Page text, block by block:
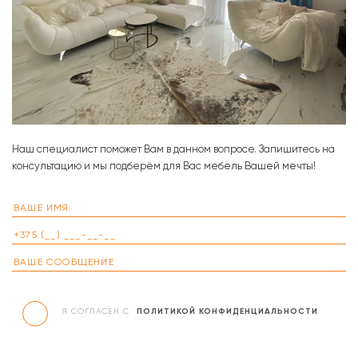
Наш специалист поможет Вам в данном вопросе. Запишитесь на
консультацию и мы подберём для Вас мебель Вашей мечты!
Я СОГЛАСЕН С ПОЛИТИКОЙ КОНФИДЕНЦИАЛЬНОСТИ